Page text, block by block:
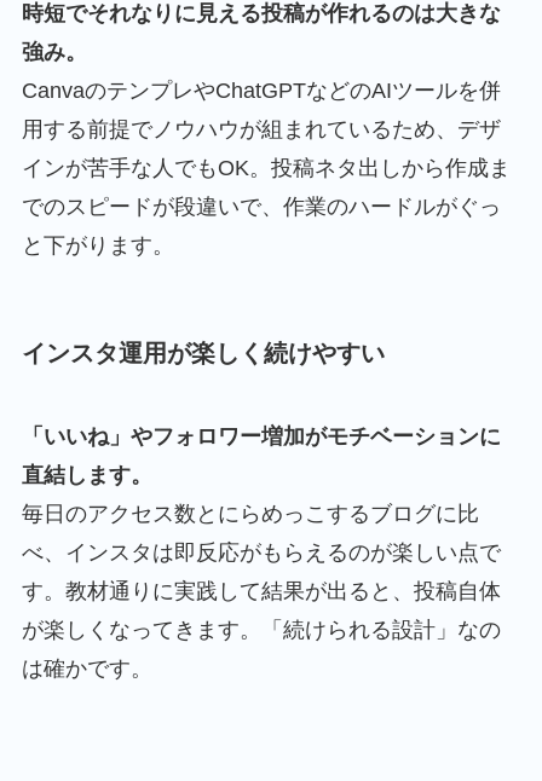
時短でそれなりに見える投稿が作れるのは大きな
強み。
CanvaのテンプレやChatGPTなどのAIツールを併
用する前提でノウハウが組まれているため、デザ
インが苦手な人でもOK。投稿ネタ出しから作成ま
でのスピードが段違いで、作業のハードルがぐっ
と下がります。
インスタ運用が楽しく続けやすい
「いいね」やフォロワー増加がモチベーションに
直結します。
毎日のアクセス数とにらめっこするブログに比
べ、インスタは即反応がもらえるのが楽しい点で
す。教材通りに実践して結果が出ると、投稿自体
が楽しくなってきます。「続けられる設計」なの
は確かです。